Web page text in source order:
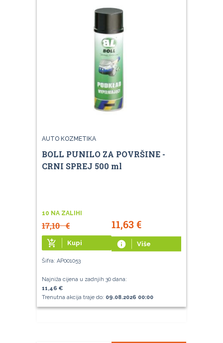
AUTO KOZMETIKA
BOLL PUNILO ZA POVRŠINE -
CRNI SPREJ 500 ml
10 NA ZALIHI
17,10€ 11,63€
add_shopping_cart Kupi info Više
Šifra: AP001053
Najniža cijena u zadnjih 30 dana:
11,46 €
Trenutna akcija traje do: 09.08.2026 00:00